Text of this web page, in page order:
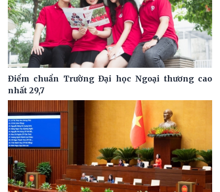
Điểm chuẩn Trường Đại học Ngoại thương cao
nhất 29,7